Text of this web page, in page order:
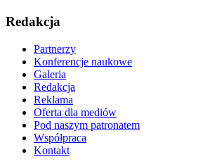
Redakcja
Partnerzy
Konferencje naukowe
Galeria
Redakcja
Reklama
Oferta dla mediów
Pod naszym patronatem
Współpraca
Kontakt